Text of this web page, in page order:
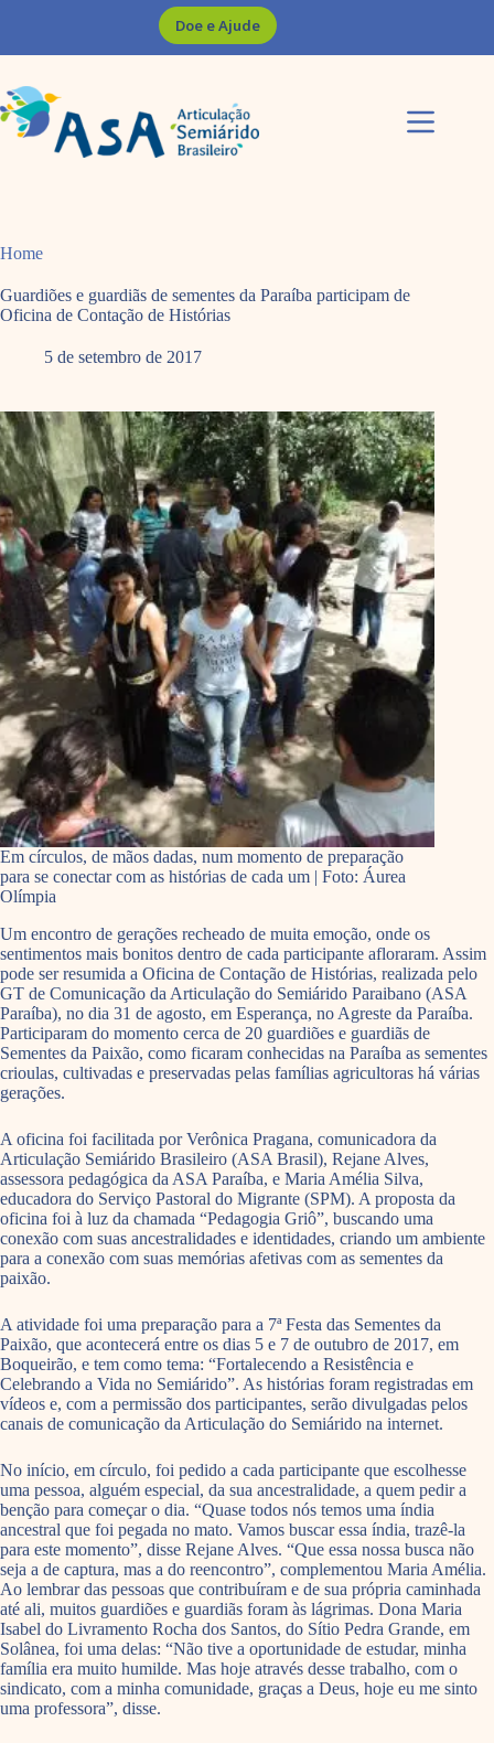
Doe e Ajude
Home
Guardiões e guardiãs de sementes da Paraíba participam de
Oficina de Contação de Histórias
5 de setembro de 2017
Em círculos, de mãos dadas, num momento de preparação
para se conectar com as histórias de cada um | Foto: Áurea
Olímpia
Um encontro de gerações recheado de muita emoção, onde os
sentimentos mais bonitos dentro de cada participante afloraram. Assim
pode ser resumida a Oficina de Contação de Histórias, realizada pelo
GT de Comunicação da Articulação do Semiárido Paraibano (ASA
Paraíba), no dia 31 de agosto, em Esperança, no Agreste da Paraíba.
Participaram do momento cerca de 20 guardiões e guardiãs de
Sementes da Paixão, como ficaram conhecidas na Paraíba as sementes
crioulas, cultivadas e preservadas pelas famílias agricultoras há várias
gerações.
A oficina foi facilitada por Verônica Pragana, comunicadora da
Articulação Semiárido Brasileiro (ASA Brasil), Rejane Alves,
assessora pedagógica da ASA Paraíba, e Maria Amélia Silva,
educadora do Serviço Pastoral do Migrante (SPM). A proposta da
oficina foi à luz da chamada “Pedagogia Griô”, buscando uma
conexão com suas ancestralidades e identidades, criando um ambiente
para a conexão com suas memórias afetivas com as sementes da
paixão.
A atividade foi uma preparação para a 7ª Festa das Sementes da
Paixão, que acontecerá entre os dias 5 e 7 de outubro de 2017, em
Boqueirão, e tem como tema: “Fortalecendo a Resistência e
Celebrando a Vida no Semiárido”. As histórias foram registradas em
vídeos e, com a permissão dos participantes, serão divulgadas pelos
canais de comunicação da Articulação do Semiárido na internet.
No início, em círculo, foi pedido a cada participante que escolhesse
uma pessoa, alguém especial, da sua ancestralidade, a quem pedir a
benção para começar o dia. “Quase todos nós temos uma índia
ancestral que foi pegada no mato. Vamos buscar essa índia, trazê-la
para este momento”, disse Rejane Alves. “Que essa nossa busca não
seja a de captura, mas a do reencontro”, complementou Maria Amélia.
Ao lembrar das pessoas que contribuíram e de sua própria caminhada
até ali, muitos guardiões e guardiãs foram às lágrimas. Dona Maria
Isabel do Livramento Rocha dos Santos, do Sítio Pedra Grande, em
Solânea, foi uma delas: “Não tive a oportunidade de estudar, minha
família era muito humilde. Mas hoje através desse trabalho, com o
sindicato, com a minha comunidade, graças a Deus, hoje eu me sinto
uma professora”, disse.